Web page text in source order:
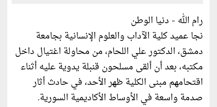
رام الله - دنيا الوطن
نجا عميد كلية الآداب والعلوم الإنسانية بجامعة
دمشق، الدكتور علي اللحام، من محاولة اغتيال داخل
مكتبه، بعد أن ألقى مسلحون قنبلة يدوية عليه أثناء
اقتحامهم مبنى الكلية ظهر الأحد، في حادث أثار
صدمة واسعة في الأوساط الأكاديمية السورية.